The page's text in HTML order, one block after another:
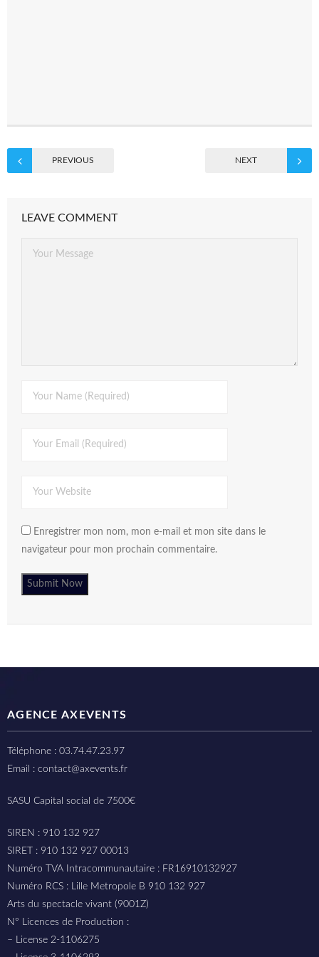
PREVIOUS NEXT
LEAVE COMMENT
Enregistrer mon nom, mon e-mail et mon site dans le
navigateur pour mon prochain commentaire.
AGENCE AXEVENTS
Téléphone : 03.74.47.23.97
Email : contact@axevents.fr
SASU Capital social de 7500€
SIREN : 910 132 927
SIRET : 910 132 927 00013
Numéro TVA Intracommunautaire : FR16910132927
Numéro RCS : Lille Metropole B 910 132 927
Arts du spectacle vivant (9001Z)
N° Licences de Production :
– License 2-1106275